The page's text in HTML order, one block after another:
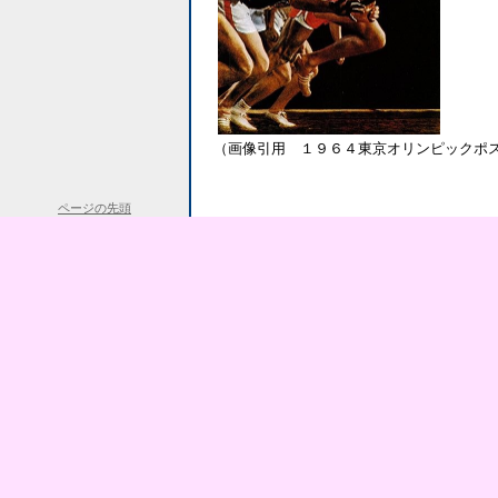
（画像引用 １９６４東京オリンピックポ
ページの先頭